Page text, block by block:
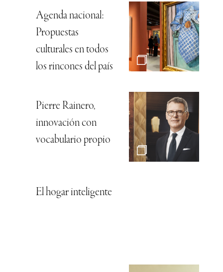
Agenda nacional:
Propuestas
culturales en todos
los rincones del país
Pierre Rainero,
innovación con
vocabulario propio
El hogar inteligente